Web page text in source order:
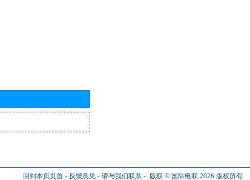
回到本页页首 - 反馈意见 - 请与我们联系 - 版权 © 国际电联 2026 版权所有